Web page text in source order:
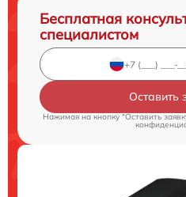
Бесплатная
специалистом
Оставить
Нажимая на кнопку "Оставить